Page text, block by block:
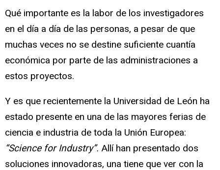
Qué importante es la labor de los investigadores
en el día a día de las personas, a pesar de que
muchas veces no se destine suficiente cuantía
económica por parte de las administraciones a
estos proyectos.
Y es que recientemente la Universidad de León ha
estado presente en una de las mayores ferias de
ciencia e industria de toda la Unión Europea:
“Science for Industry”. Allí han presentado dos
soluciones innovadoras, una tiene que ver con la